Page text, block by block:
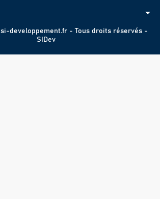
arrow_drop_down
si-developpement.fr - Tous droits réservés -
SIDev